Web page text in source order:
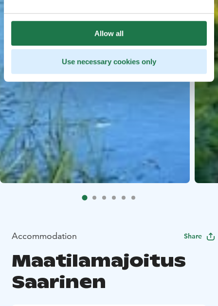
Allow all
Use necessary cookies only
Accommodation Share
Maatilamajoitus
Saarinen